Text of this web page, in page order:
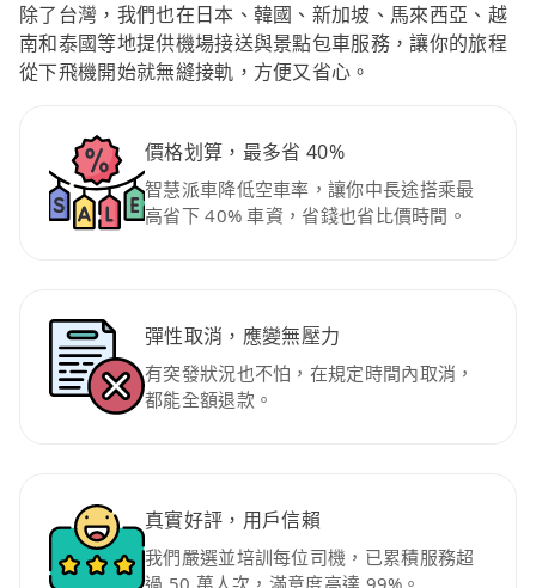
除了台灣，我們也在日本、韓國、新加坡、馬來西亞、越
南和泰國等地提供機場接送與景點包車服務，讓你的旅程
從下飛機開始就無縫接軌，方便又省心。
價格划算，最多省 40%
智慧派車降低空車率，讓你中長途搭乘最
高省下 40% 車資，省錢也省比價時間。
彈性取消，應變無壓力
有突發狀況也不怕，在規定時間內取消，
都能全額退款。
真實好評，用戶信賴
我們嚴選並培訓每位司機，已累積服務超